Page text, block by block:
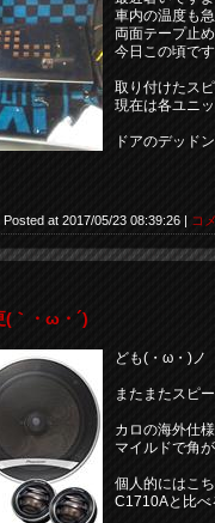
車内の温度も急
両面テープ止
今日この頃で
取り付けたス
現在は各ユニ
ドアのデッド
Posted at 2017/05/23 08:39:26 | コ
(｀・ω・´)
ども(・ω・)ノ
またまたスピ
カロの海外仕
マイルドで角
個人的にはこ
C1710Aと比べ